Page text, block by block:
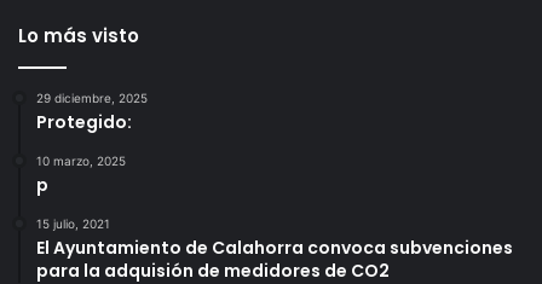
Lo más visto
29 diciembre, 2025
Protegido:
10 marzo, 2025
p
15 julio, 2021
El Ayuntamiento de Calahorra convoca subvenciones
para la adquisión de medidores de CO2